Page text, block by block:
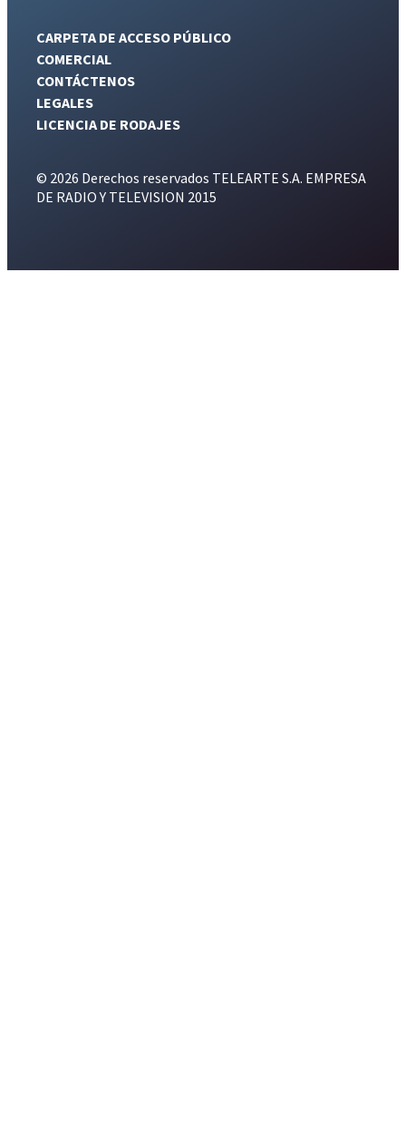
CARPETA DE ACCESO PÚBLICO
COMERCIAL
CONTÁCTENOS
LEGALES
LICENCIA DE RODAJES
© 2026 Derechos reservados TELEARTE S.A. EMPRESA
DE RADIO Y TELEVISION 2015